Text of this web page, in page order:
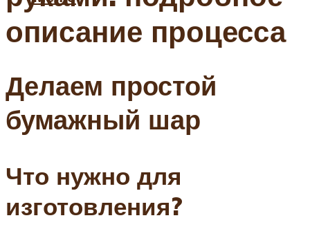
описание процесса
Делаем простой
бумажный шар
Что нужно для
изготовления?